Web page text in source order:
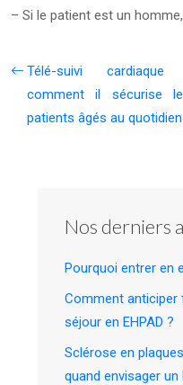
– Si le patient est un
Télé-suivi cardiaque
comment il sécurise
patients âgés au quotidien
Nos derniers
Pourquoi entrer en
Comment anticiper
séjour en EHPAD ?
Sclérose en
quand envisager un